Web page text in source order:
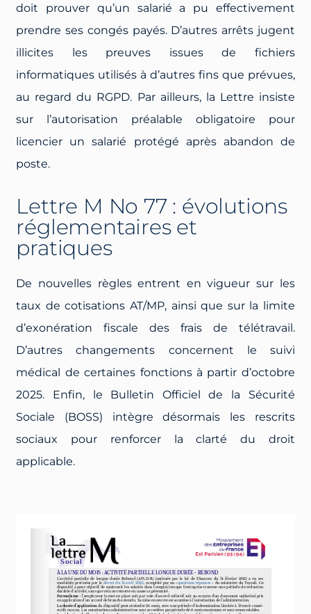
doit prouver qu’un salarié a pu effectivement
prendre ses congés payés. D’autres arrêts jugent
illicites les preuves issues de fichiers
informatiques utilisés à d’autres fins que prévues,
au regard du RGPD. Par ailleurs, la Lettre insiste
sur l’autorisation préalable obligatoire pour
licencier un salarié protégé après abandon de
poste.
Lettre M No 77 : évolutions
réglementaires et
pratiques
De nouvelles règles entrent en vigueur sur les
taux de cotisations AT/MP, ainsi que sur la limite
d’exonération fiscale des frais de télétravail.
D’autres changements concernent le suivi
médical de certaines fonctions à partir d’octobre
2025. Enfin, le Bulletin Officiel de la Sécurité
Sociale (BOSS) intègre désormais les rescrits
sociaux pour renforcer la clarté du droit
applicable.